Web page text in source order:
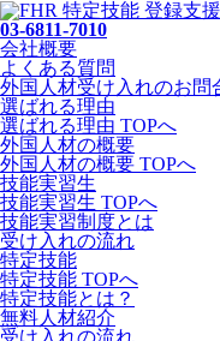
03-6811-7010
会社概要
よくある質問
外国人材受け入れのお問
選ばれる理由
選ばれる理由 TOPへ
外国人材の概要
外国人材の概要 TOPへ
技能実習生
技能実習生 TOPへ
技能実習制度とは
受け入れの流れ
特定技能
特定技能 TOPへ
特定技能とは？
無料人材紹介